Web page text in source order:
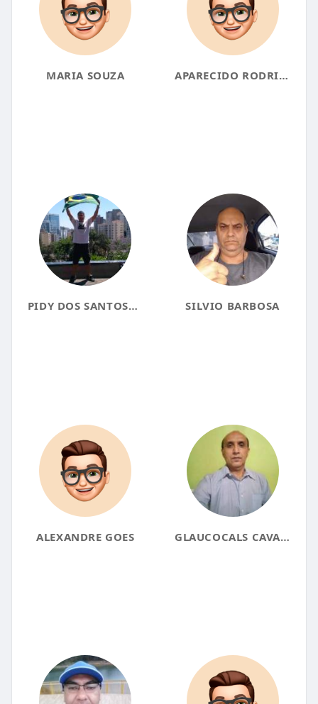
MARIA SOUZA APARECIDO RODRIGUES
PIDY DOS SANTOS✝✡ SILVIO BARBOSA
ALEXANDRE GOES GLAUCOCALS CAVALCANTE